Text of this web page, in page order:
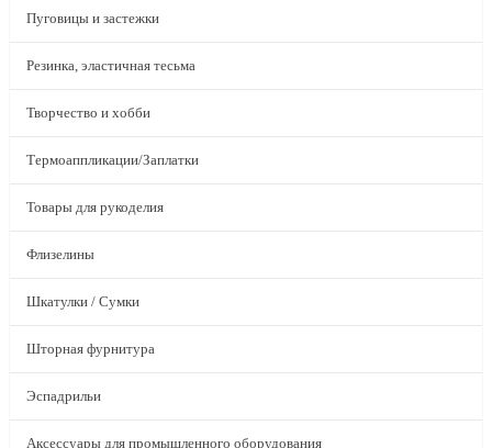
Пуговицы и застежки
Резинка, эластичная тесьма
Творчество и хобби
Термоаппликации/Заплатки
Товары для рукоделия
Флизелины
Шкатулки / Сумки
Шторная фурнитура
Эспадрильи
Аксессуары для промышленного оборудования